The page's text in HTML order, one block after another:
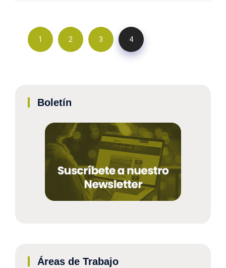
1 2 3 4
Boletín
Áreas de Trabajo